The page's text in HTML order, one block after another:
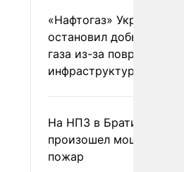
«Нафтогаз» Украины
остановил добычу
газа из-за повреждения
инфраструктуры
На НПЗ в Братиславе
произошел мощный
пожар